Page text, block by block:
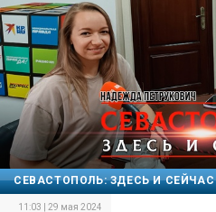
СЕВАСТОПОЛЬ: ЗДЕСЬ И СЕЙЧАС
11:03 | 29 мая 2024